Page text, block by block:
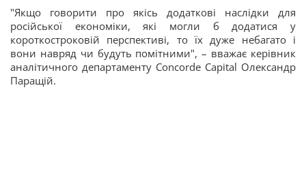
"Якщо говорити про якісь додаткові наслідки для
російської економіки, які могли б додатися у
короткостроковій перспективі, то їх дуже небагато і
вони навряд чи будуть помітними", – вважає керівник
аналітичного департаменту Concorde Capital Олександр
Паращій.